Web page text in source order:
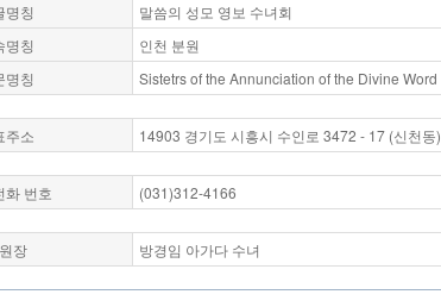
명칭
말씀의 성모 영보 수녀회
명칭
인천 분원
명칭
Sistetrs of the Annunciation of the Divine Word
주소 14903 경기도 시흥시 수인로 3472 - 17 (신천동)
화 번호 (031)312-4166
장 방경임 아가다 수녀